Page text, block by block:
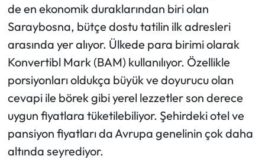
de en ekonomik duraklarından biri olan
Saraybosna, bütçe dostu tatilin ilk adresleri
arasında yer alıyor. Ülkede para birimi olarak
Konvertibl Mark (BAM) kullanılıyor. Özellikle
porsiyonları oldukça büyük ve doyurucu olan
cevapi ile börek gibi yerel lezzetler son derece
uygun fiyatlara tüketilebiliyor. Şehirdeki otel ve
pansiyon fiyatları da Avrupa genelinin çok daha
altında seyrediyor.